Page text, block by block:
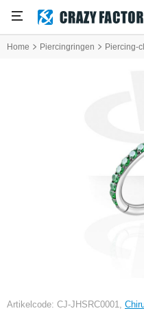
Home Piercingringen Piercing-
Artikelcode: CJ-JHSRC0001,